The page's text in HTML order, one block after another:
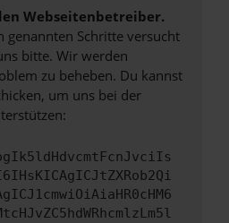
Webseitenbetreiber.
genannten Schritte versucht
bitte. Wir werden
zu beheben. Du kannst
um uns bei der